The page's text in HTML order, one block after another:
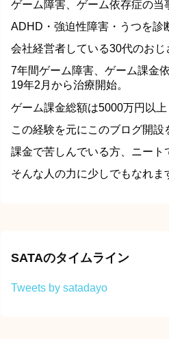
ゲーム障害、ゲーム依存症の当
ADHD・強迫性障害・うつを診
会社経営者している30代のおじ
7年間ゲーム障害、ゲーム課金
19年2月から治療開始。
ゲーム課金総額は5000万円以上
この経験を元にこのブログ開設
課金で苦しんでいる方、ニート
そんな人の力に少しでもなれま
SATAのタイムライン
Tweets by satadayo